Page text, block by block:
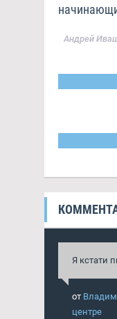
Андрей
Я кстати
от
центре